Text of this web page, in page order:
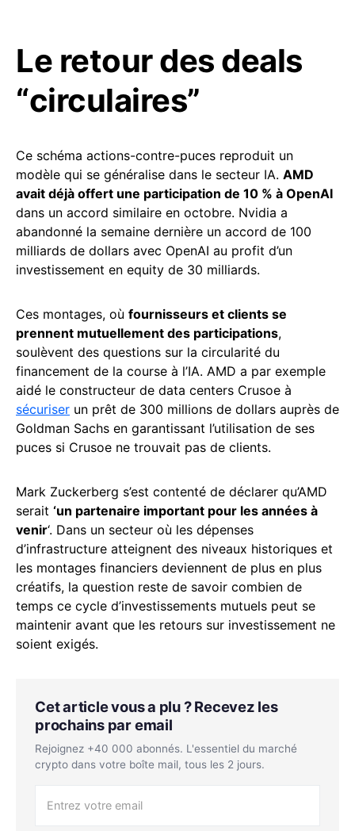
Le retour des deals
“circulaires”
Ce schéma actions-contre-puces reproduit un
modèle qui se généralise dans le secteur IA. AMD
avait déjà offert une participation de 10 % à OpenAI
dans un accord similaire en octobre. Nvidia a
abandonné la semaine dernière un accord de 100
milliards de dollars avec OpenAI au profit d’un
investissement en equity de 30 milliards.
Ces montages, où fournisseurs et clients se
prennent mutuellement des participations,
soulèvent des questions sur la circularité du
financement de la course à l’IA. AMD a par exemple
aidé le constructeur de data centers Crusoe à
sécuriser un prêt de 300 millions de dollars auprès de
Goldman Sachs en garantissant l’utilisation de ses
puces si Crusoe ne trouvait pas de clients.
Mark Zuckerberg s’est contenté de déclarer qu’AMD
serait ‘un partenaire important pour les années à
venir‘. Dans un secteur où les dépenses
d’infrastructure atteignent des niveaux historiques et
les montages financiers deviennent de plus en plus
créatifs, la question reste de savoir combien de
temps ce cycle d’investissements mutuels peut se
maintenir avant que les retours sur investissement ne
soient exigés.
Cet article vous a plu ? Recevez les
prochains par email
Rejoignez +40 000 abonnés. L'essentiel du marché
crypto dans votre boîte mail, tous les 2 jours.